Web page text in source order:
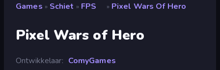
Games » Schiet » FPS » Pixel Wars Of Hero
Pixel Wars of Hero
Ontwikkelaar
ComyGames